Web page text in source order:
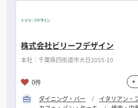
株式会社ビリーフデザイン
本社：千葉県四街道市大日2055-10
0件
ダイニング・バー
イタリアン・